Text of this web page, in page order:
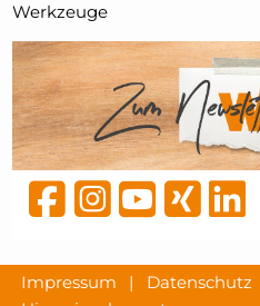
Werkzeuge
Impressum | Datenschutz